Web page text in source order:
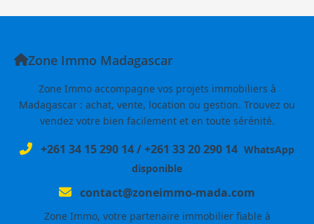
Zone Immo Madagascar
Zone Immo accompagne vos projets immobiliers à
Madagascar : achat, vente, location ou gestion. Trouvez ou
vendez votre bien facilement et en toute sérénité.
+261 34 15 290 14/+261 33 20 290 14 WhatsApp
disponible
contact@zoneimmo-mada.com
Zone Immo, votre partenaire immobilier fiable à